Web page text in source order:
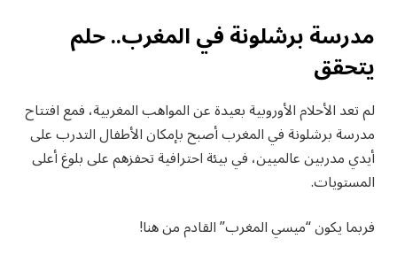
مدرسة برشلونة في المغرب.. حلم
يتحقق
لم تعد الأحلام الأوروبية بعيدة عن المواهب المغربية، فمع افتتاح
مدرسة برشلونة في المغرب أصبح بإمكان الأطفال التدرب على
أيدي مدربين عالميين، في بيئة احترافية تحفزهم على بلوغ أعلى
المستويات.
فربما يكون “ميسي المغرب” القادم من هنا!